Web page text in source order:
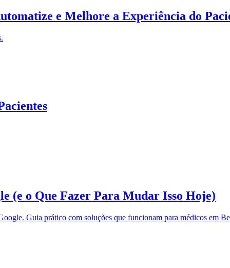
e Melhore a Experiência do
(e o Que Fazer Para Mudar Isso Hoje)
Guia prático com soluções que funcionam para médicos em